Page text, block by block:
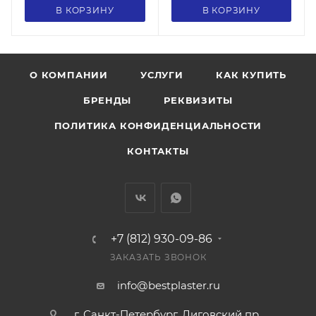
В КОРЗИНУ В КОРЗИНУ
О КОМПАНИИ УСЛУГИ КАК КУПИТЬ
БРЕНДЫ РЕКВИЗИТЫ
ПОЛИТИКА КОНФИДЕНЦИАЛЬНОСТИ
КОНТАКТЫ
+7 (812) 930-09-86
ЗАКАЗАТЬ ЗВОНОК
info@bestplaster.ru